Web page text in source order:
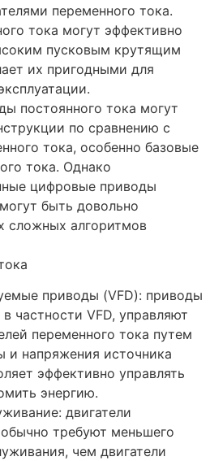
переменного тока.
тока могут эффективно
пусковым крутящим
их пригодными для
постоянного тока могут
по сравнению с
тока, особенно базовые
тока. Однако
цифровые приводы
быть довольно
сложных алгоритмов
приводы (VFD): приводы
частности VFD, управляют
переменного тока путем
и напряжения источника
эффективно управлять
энергию.
двигатели
требуют меньшего
чем двигатели